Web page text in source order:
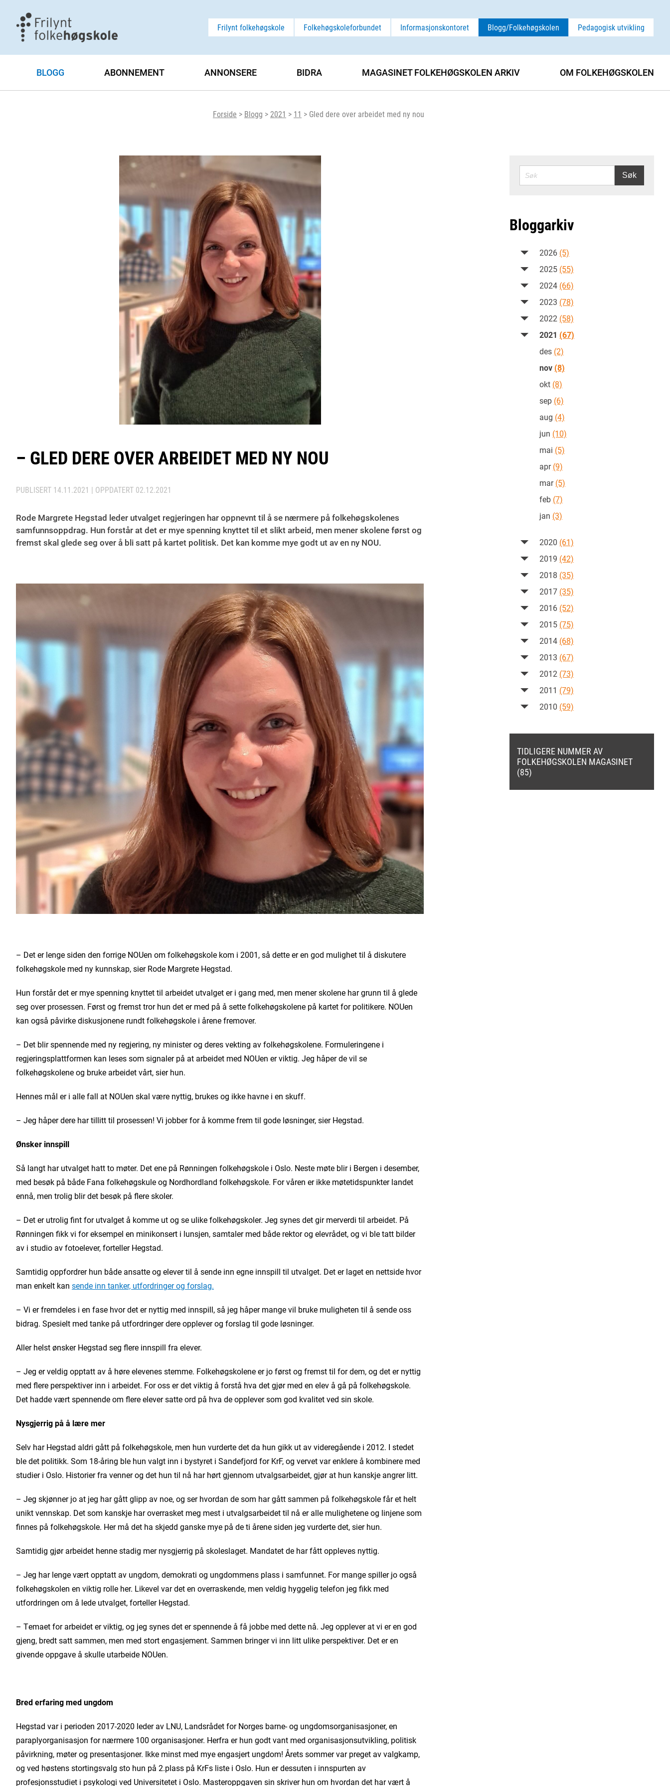
Frilynt folkehøgskole Folkehøgskoleforbundet Informasjonskontoret Blogg/Folkehøgskolen Pedagogisk utvikling
Forside > Blogg > 2021 > 11 > Gled dere over arbeidet med ny nou
BLOGG ABONNEMENT ANNONSERE BIDRA MAGASINET FOLKEHØGSKOLEN ARKIV OM FOLKEHØGSKOLEN
– GLED DERE OVER ARBEIDET MED NY NOU
PUBLISERT 14.11.2021 | OPPDATERT 02.12.2021
Rode Margrete Hegstad leder utvalget regjeringen har oppnevnt til å se nærmere på folkehøgskolenes
samfunnsoppdrag. Hun forstår at det er mye spenning knyttet til et slikt arbeid, men mener skolene først og
fremst skal glede seg over å bli satt på kartet politisk. Det kan komme mye godt ut av en ny NOU.
– Det er lenge siden den forrige NOUen om folkehøgskole kom i 2001, så dette er en god mulighet til å diskutere
folkehøgskole med ny kunnskap, sier Rode Margrete Hegstad.
Hun forstår det er mye spenning knyttet til arbeidet utvalget er i gang med, men mener skolene har grunn til å glede
seg over prosessen. Først og fremst tror hun det er med på å sette folkehøgskolene på kartet for politikere. NOUen
kan også påvirke diskusjonene rundt folkehøgskole i årene fremover.
– Det blir spennende med ny regjering, ny minister og deres vekting av folkehøgskolene. Formuleringene i
regjeringsplattformen kan leses som signaler på at arbeidet med NOUen er viktig. Jeg håper de vil se
folkehøgskolene og bruke arbeidet vårt, sier hun.
Hennes mål er i alle fall at NOUen skal være nyttig, brukes og ikke havne i en skuff.
– Jeg håper dere har tillitt til prosessen! Vi jobber for å komme frem til gode løsninger, sier Hegstad.
Ønsker innspill
Så langt har utvalget hatt to møter. Det ene på Rønningen folkehøgskole i Oslo. Neste møte blir i Bergen i desember,
med besøk på både Fana folkehøgskule og Nordhordland folkehøgskole. For våren er ikke møtetidspunkter landet
ennå, men trolig blir det besøk på flere skoler.
– Det er utrolig fint for utvalget å komme ut og se ulike folkehøgskoler. Jeg synes det gir merverdi til arbeidet. På
Rønningen fikk vi for eksempel en minikonsert i lunsjen, samtaler med både rektor og elevrådet, og vi ble tatt bilder
av i studio av fotoelever, forteller Hegstad.
Samtidig oppfordrer hun både ansatte og elever til å sende inn egne innspill til utvalget. Det er laget en nettside hvor
man enkelt kan sende inn tanker, utfordringer og forslag.
– Vi er fremdeles i en fase hvor det er nyttig med innspill, så jeg håper mange vil bruke muligheten til å sende oss
bidrag. Spesielt med tanke på utfordringer dere opplever og forslag til gode løsninger.
Aller helst ønsker Hegstad seg flere innspill fra elever.
– Jeg er veldig opptatt av å høre elevenes stemme. Folkehøgskolene er jo først og fremst til for dem, og det er nyttig
med flere perspektiver inn i arbeidet. For oss er det viktig å forstå hva det gjør med en elev å gå på folkehøgskole.
Det hadde vært spennende om flere elever satte ord på hva de opplever som god kvalitet ved sin skole.
Nysgjerrig på å lære mer
Selv har Hegstad aldri gått på folkehøgskole, men hun vurderte det da hun gikk ut av videregående i 2012. I stedet
ble det politikk. Som 18-åring ble hun valgt inn i bystyret i Sandefjord for KrF, og vervet var enklere å kombinere med
studier i Oslo. Historier fra venner og det hun til nå har hørt gjennom utvalgsarbeidet, gjør at hun kanskje angrer litt.
– Jeg skjønner jo at jeg har gått glipp av noe, og ser hvordan de som har gått sammen på folkehøgskole får et helt
unikt vennskap. Det som kanskje har overrasket meg mest i utvalgsarbeidet til nå er alle mulighetene og linjene som
finnes på folkehøgskole. Her må det ha skjedd ganske mye på de ti årene siden jeg vurderte det, sier hun.
Samtidig gjør arbeidet henne stadig mer nysgjerrig på skoleslaget. Mandatet de har fått oppleves nyttig.
– Jeg har lenge vært opptatt av ungdom, demokrati og ungdommens plass i samfunnet. For mange spiller jo også
folkehøgskolen en viktig rolle her. Likevel var det en overraskende, men veldig hyggelig telefon jeg fikk med
utfordringen om å lede utvalget, forteller Hegstad.
– Temaet for arbeidet er viktig, og jeg synes det er spennende å få jobbe med dette nå. Jeg opplever at vi er en god
gjeng, bredt satt sammen, men med stort engasjement. Sammen bringer vi inn litt ulike perspektiver. Det er en
givende oppgave å skulle utarbeide NOUen.
Bred erfaring med ungdom
Hegstad var i perioden 2017-2020 leder av LNU, Landsrådet for Norges barne- og ungdomsorganisasjoner, en
paraplyorganisasjon for nærmere 100 organisasjoner. Herfra er hun godt vant med organisasjonsutvikling, politisk
påvirkning, møter og presentasjoner. Ikke minst med mye engasjert ungdom! Årets sommer var preget av valgkamp,
og ved høstens stortingsvalg sto hun på 2.plass på KrFs liste i Oslo. Hun er dessuten i innspurten av
profesjonsstudiet i psykologi ved Universitetet i Oslo. Masteroppgaven sin skriver hun om hvordan det har vært å
SØK Søk
Bloggarkiv
2026 (5)
2025 (55)
2024 (66)
2023 (78)
2022 (58)
2021 (67)
des (2)
nov (8)
okt (8)
sep (6)
aug (4)
jun (10)
mai (5)
apr(9)
mar(5)
feb (7)
jan (3)
2020 (61)
2019 (42)
2018 (35)
2017 (35)
2016 (52)
2015 (75)
2014 (68)
2013 (67)
2012 (73)
2011 (79)
2010 (59)
TIDLIGERE NUMMER AV
FOLKEHØGSKOLEN MAGASINET
(85)